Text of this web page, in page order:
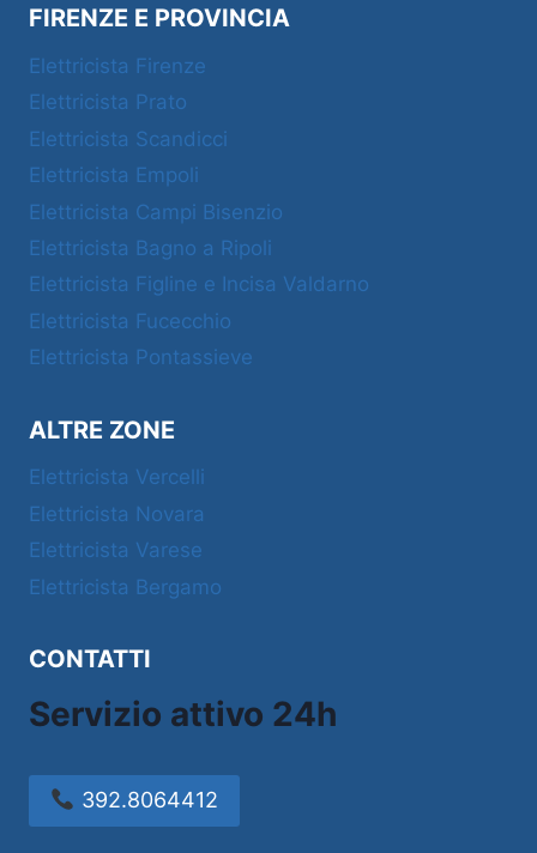
FIRENZE E PROVINCIA
Elettricista Firenze
Elettricista Prato
Elettricista Scandicci
Elettricista Empoli
Elettricista Campi Bisenzio
Elettricista Bagno a Ripoli
Elettricista Figline e Incisa Valdarno
Elettricista Fucecchio
Elettricista Pontassieve
ALTRE ZONE
Elettricista Vercelli
Elettricista Novara
Elettricista Varese
Elettricista Bergamo
CONTATTI
Servizio attivo 24h
392.8064412